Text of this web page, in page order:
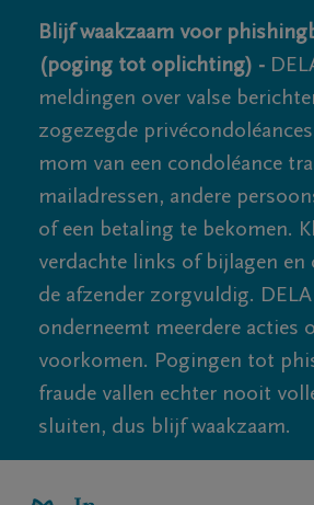
Blijf waakzaam voor
(poging tot oplichting) -
meldingen over valse
zogezegde
mom van een condoléance
mailadressen, andere
of een betaling te bekomen.
verdachte links of bijlagen en
de afzender zorgvuldig. DELA
onderneemt meerdere acties
voorkomen. Pogingen tot
fraude vallen echter nooit
sluiten, dus blijf waakzaam.